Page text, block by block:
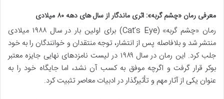
معرفی رمان «چشم گربه»: اثری ماندگار از سال های دهه ۸۰ میلادی
رمان «چشم گربه» (Cat’s Eye) برای اولین بار در سال ۱۹۸۸ میلادی
منتشر شد و بلافاصله پس از انتشار، توجه منتقدان و خوانندگان را به خود
جلب کرد. این رمان در سال ۱۹۸۹ در لیست نامزدهای نهایی جایزه معتبر
بوکر قرار گرفت و اگرچه موفق به کسب آن نشد، اما جایگاه خود را به
عنوان یکی از آثار مهم و تأثیرگذار در ادبیات معاصر تثبیت کرد.